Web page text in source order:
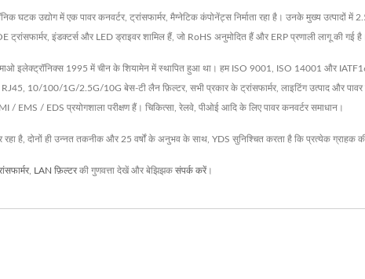
उद्योग में एक पावर कनवर्टर, ट्रांसफार्मर, मैग्नेटिक कंपोनेंट्स निर्माता रहा है। उनके मुख्य उत्पादों में
ट्रांसफार्मर, इंडक्टर्स और LED ड्राइवर शामिल हैं, जो RoHS अनुमोदित हैं और ERP प्रणाली लागू की गई
इलेक्ट्रॉनिक्स 1995 में चीन के शियामेन में स्थापित हुआ था। हम ISO 9001, ISO 14001 और
10/100/1G/2.5G/10G बेस-टी लैन फ़िल्टर, सभी प्रकार के ट्रांसफार्मर, लाइटिंग उत्पाद और
/ EMS / EDS प्रयोगशाला परीक्षण हैं। चिकित्सा, रेलवे, पीओई आदि के लिए पावर कनवर्टर समाधान।
रहा है, दोनों ही उन्नत तकनीक और 25 वर्षों के अनुभव के साथ, YDS सुनिश्चित करता है कि प्रत्येक ग्राहक
, LAN फ़िल्टरकी गुणवत्ता देखें और बेझिझक संपर्क करें।